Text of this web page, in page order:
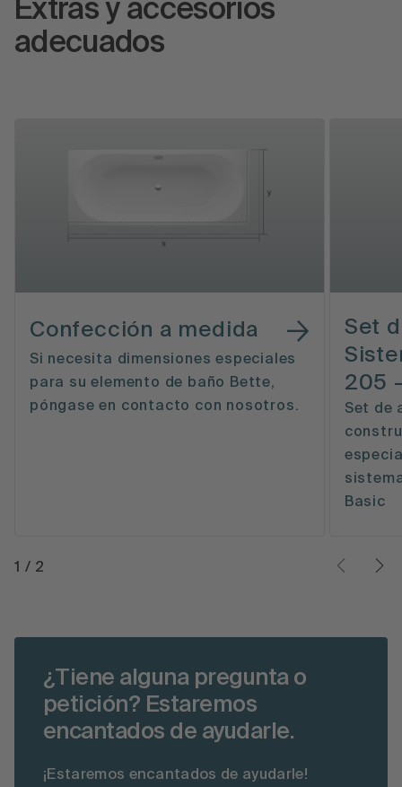
Extras y accesorios
adecuados
Confección a medida
Si necesita dimensiones especiales
para su elemento de baño Bette,
póngase en contacto con nosotros.
Set
205
Set de
Basic
1 / 2
¿Tiene alguna pregunta o
petición? Estaremos
encantados de ayudarle.
¡Estaremos encantados de ayudarle!